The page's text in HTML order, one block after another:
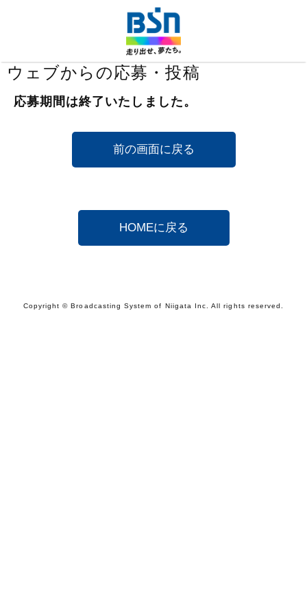
ウェブからの応募・投稿
応募期間は終了いたしました。
Copyright © Broadcasting System of Niigata Inc. All rights reserved.